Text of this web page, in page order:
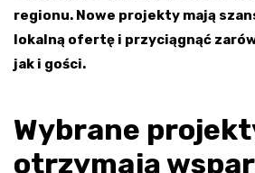
regionu. Nowe projekty mają
lokalną ofertę i przyciągnąć
jak i gości.
Wybrane
otrzymają